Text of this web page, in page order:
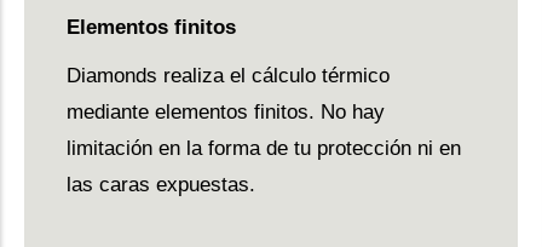
Elementos finitos
Diamonds realiza el cálculo térmico
mediante elementos finitos. No hay
limitación en la forma de tu protección ni en
las caras expuestas.